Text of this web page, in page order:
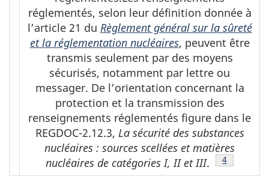
réglementés, selon leur définition donnée à
l’article 21 du Règlement général sur la sûreté
et la réglementation nucléaires, peuvent être
transmis seulement par des moyens
sécurisés, notamment par lettre ou
messager. De l’orientation concernant la
protection et la transmission des
renseignements réglementés figure dans le
REGDOC-2.12.3, La sécurité des substances
nucléaires : sources scellées et matières
nucléaires de catégories I, II et III. Notes de
4